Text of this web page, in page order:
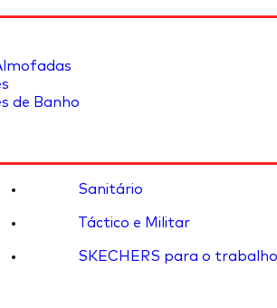
de Banho
Sanitário
Táctico e Militar
SKECHERS para o trabalho